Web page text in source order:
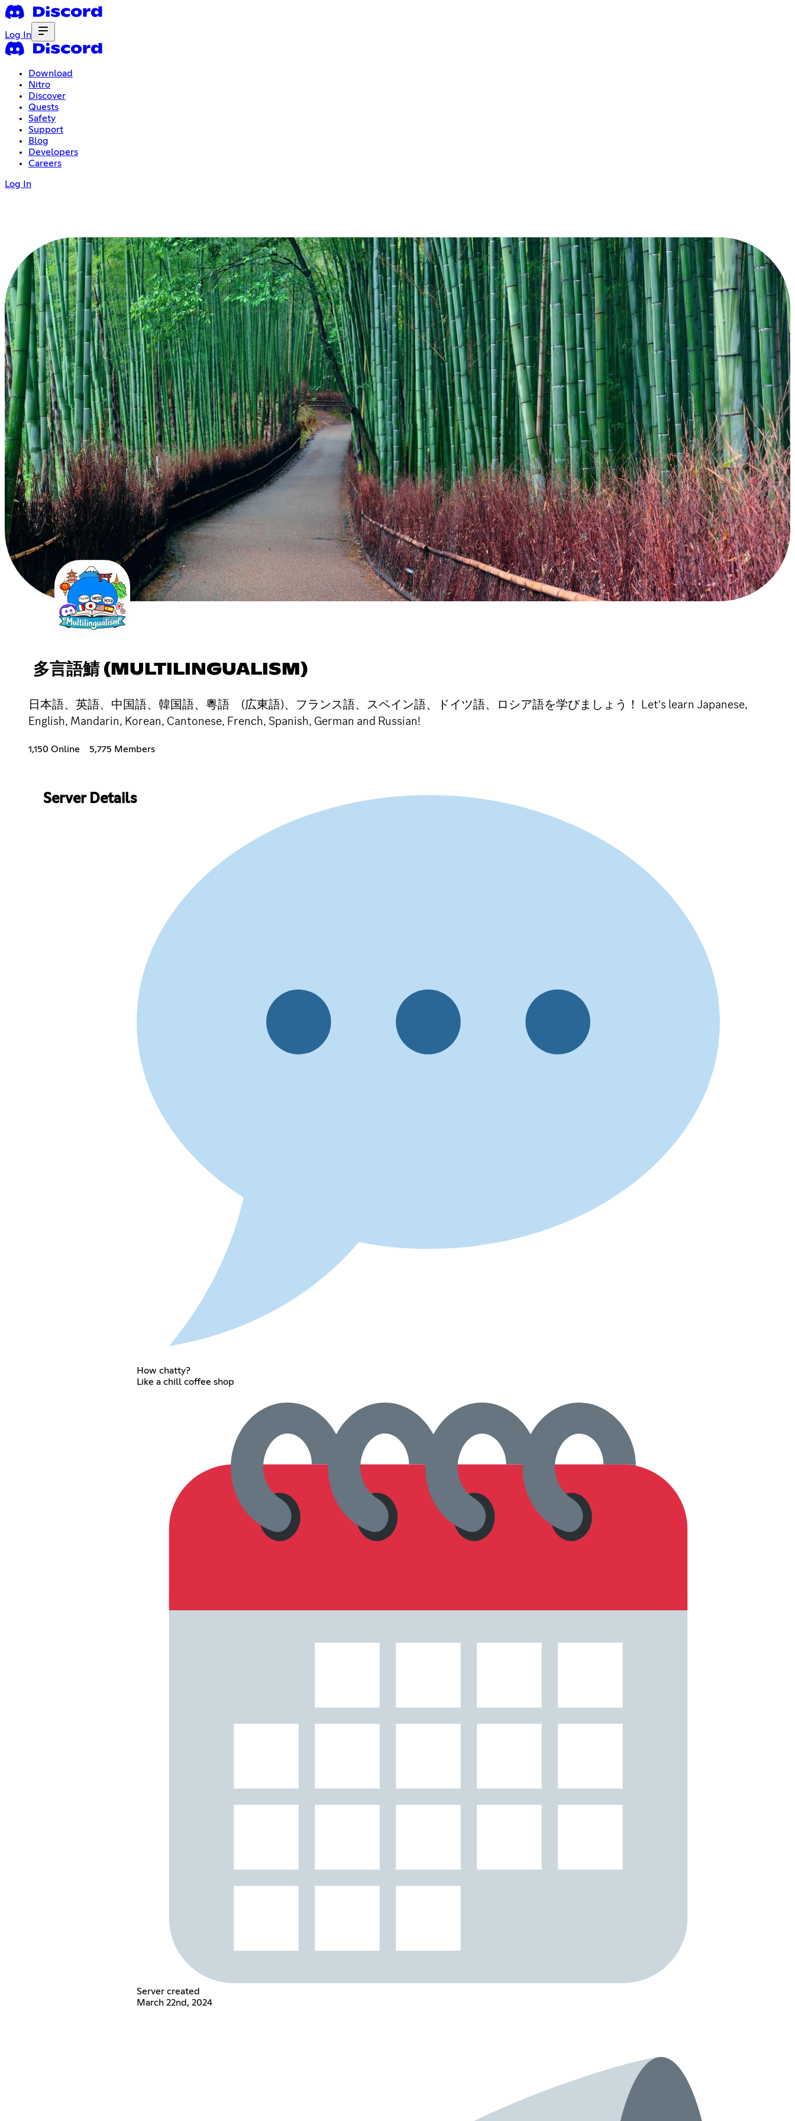
Log In
Download
Nitro
Discover
Quests
Safety
Support
Blog
Developers
Careers
Log In
多言語鯖 (MULTILINGUALISM)
日本語、英語、中国語、韓国語、粵語 (広東語)、フランス語、スペイン語、ドイツ語、ロシア語を学びましょう！ Let's learn Japanese,
English, Mandarin, Korean, Cantonese, French, Spanish, German and Russian!
1,150 Online 5,775 Members
Server Details
How chatty?
Like a chill coffee shop
Server created
March 22nd, 2024